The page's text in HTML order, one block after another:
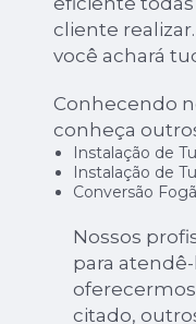
cliente
você achará
Conhecendo
conheça
Instalação de
Instalação de
Conversão
Nossos
para
citado,